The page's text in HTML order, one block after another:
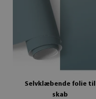
Selvklæbende folie til
skab